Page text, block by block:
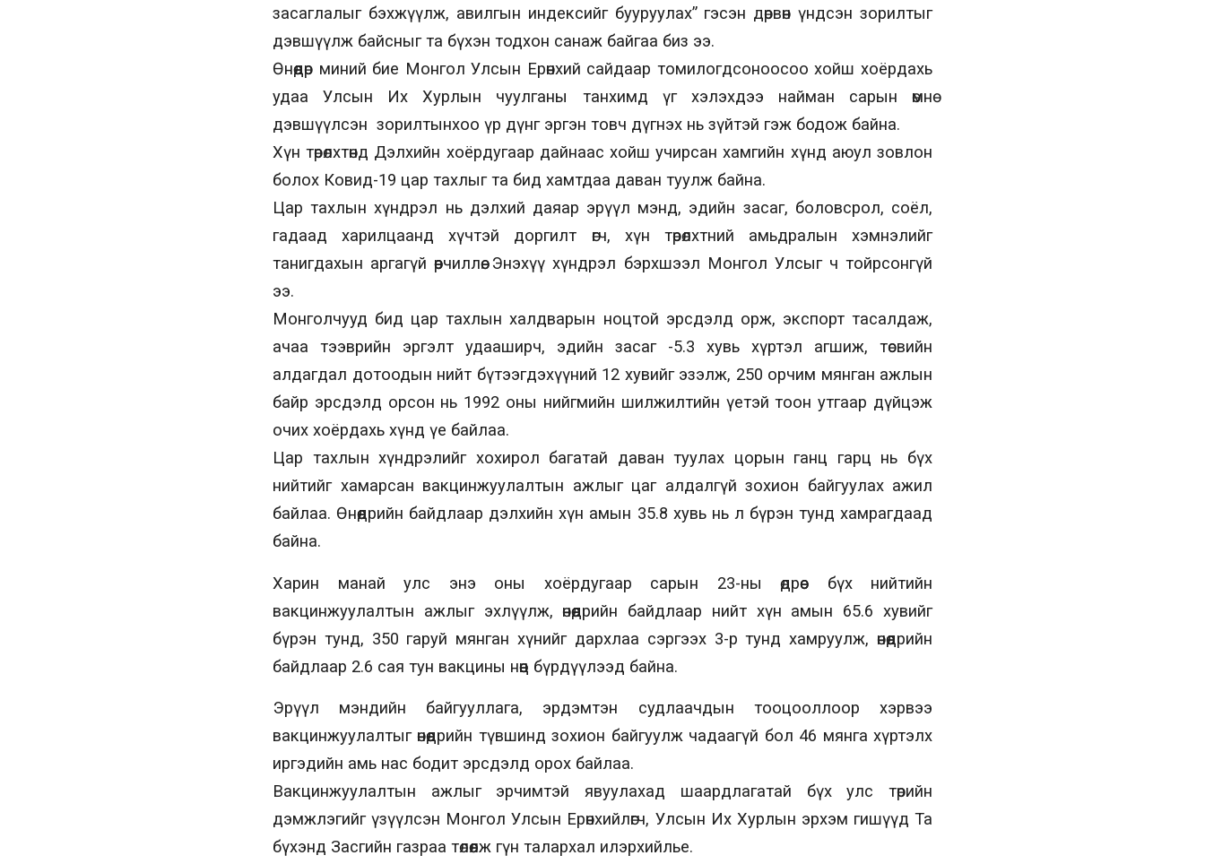
засаглалыг бэхжүүлж, авилгын индексийг бууруулах” гэсэн дөрвөн үндсэн зорилтыг
дэвшүүлж байсныг та бүхэн тодхон санаж байгаа биз ээ.
Өнөөдөр миний бие Монгол Улсын Ерөнхий сайдаар томилогдсоноосоо хойш хоёрдахь
удаа Улсын Их Хурлын чуулганы танхимд үг хэлэхдээ найман сарын өмнө
дэвшүүлсэн зорилтынхоо үр дүнг эргэн товч дүгнэх нь зүйтэй гэж бодож байна.
Хүн төрөлхтөнд Дэлхийн хоёрдугаар дайнаас хойш учирсан хамгийн хүнд аюул зовлон
болох Ковид-19 цар тахлыг та бид хамтдаа даван туулж байна.
Цар тахлын хүндрэл нь дэлхий даяар эрүүл мэнд, эдийн засаг, боловсрол, соёл,
гадаад харилцаанд хүчтэй доргилт өгч, хүн төрөлхтний амьдралын хэмнэлийг
танигдахын аргагүй өөрчиллөө. Энэхүү хүндрэл бэрхшээл Монгол Улсыг ч тойрсонгүй
ээ.
Монголчууд бид цар тахлын халдварын ноцтой эрсдэлд орж, экспорт тасалдаж,
ачаа тээврийн эргэлт удааширч, эдийн засаг -5.3 хувь хүртэл агшиж, төсвийн
алдагдал дотоодын нийт бүтээгдэхүүний 12 хувийг эзэлж, 250 орчим мянган ажлын
байр эрсдэлд орсон нь 1992 оны нийгмийн шилжилтийн үетэй тоон утгаар дүйцэж
очих хоёрдахь хүнд үе байлаа.
Цар тахлын хүндрэлийг хохирол багатай даван туулах цорын ганц гарц нь бүх
нийтийг хамарсан вакцинжуулалтын ажлыг цаг алдалгүй зохион байгуулах ажил
байлаа. Өнөөдрийн байдлаар дэлхийн хүн амын 35.8 хувь нь л бүрэн тунд хамрагдаад
байна.
Харин манай улс энэ оны хоёрдугаар сарын 23-ны өдрөөс бүх нийтийн
вакцинжуулалтын ажлыг эхлүүлж, өнөөдрийн байдлаар нийт хүн амын 65.6 хувийг
бүрэн тунд, 350 гаруй мянган хүнийг дархлаа сэргээх 3-р тунд хамруулж, өнөөдрийн
байдлаар 2.6 сая тун вакцины нөөц бүрдүүлээд байна.
Эрүүл мэндийн байгууллага, эрдэмтэн судлаачдын тооцооллоор хэрвээ
вакцинжуулалтыг өнөөдрийн түвшинд зохион байгуулж чадаагүй бол 46 мянга хүртэлх
иргэдийн амь нас бодит эрсдэлд орох байлаа.
Вакцинжуулалтын ажлыг эрчимтэй явуулахад шаардлагатай бүх улс төрийн
дэмжлэгийг үзүүлсэн Монгол Улсын Ерөнхийлөгч, Улсын Их Хурлын эрхэм гишүүд Та
бүхэнд Засгийн газраа төлөөлж гүн талархал илэрхийлье.